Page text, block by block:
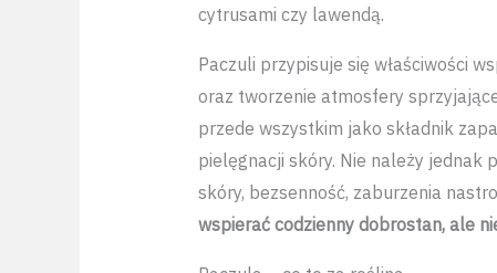
cytrusami czy lawendą.
Paczuli przypisuje się właściwości
oraz tworzenie atmosfery
przede wszystkim jako składnik
pielęgnacji skóry. Nie należy jednak
skóry, bezsenność, zaburzenia
wspierać codzienny dobrostan, ale